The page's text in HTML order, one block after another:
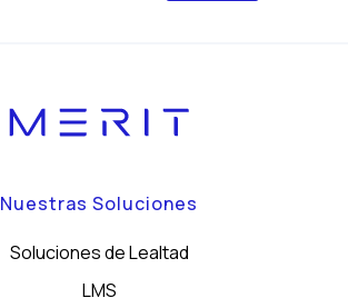
Nuestras Soluciones
Soluciones de Lealtad
LMS